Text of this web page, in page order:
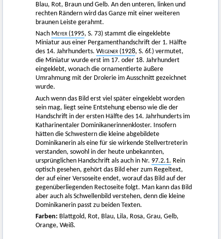
Blau, Rot, Braun und Gelb. An den unteren, linken und
rechten Rändern wird das Ganze mit einer weiteren
braunen Leiste gerahmt.
Nach Meyer (1995, S. 73) stammt die eingeklebte
Miniatur aus einer Pergamenthandschrift der 1. Hälfte
des 14. Jahrhunderts. Wegener (1928, S. 6f.) vermutet,
die Miniatur wurde erst im 17. oder 18. Jahrhundert
eingeklebt, wonach die ornamentierte äußere
Umrahmung mit der Drolerie im Ausschnitt gezeichnet
wurde.
Auch wenn das Bild erst viel später eingeklebt worden
sein mag, liegt seine Entstehung ebenso wie die der
Handschrift in der ersten Hälfte des 14. Jahrhunderts im
Katharinentaler Dominikanerinnenkloster. Insofern
hätten die Schwestern die kleine abgebildete
Dominikanerin als eine für sie wirkende Stellvertreterin
verstanden, sowohl in der heute unbekannten,
ursprünglichen Handschrift als auch in Nr. 97.2.1. Rein
optisch gesehen, gehört das Bild eher zum Regeltext,
der auf einer Versoseite endet, worauf das Bild auf der
gegenüberliegenden Rectoseite folgt. Man kann das Bild
aber auch als Schwellenbild verstehen, denn die kleine
Dominikanerin passt zu beiden Texten.
Farben: Blattgold, Rot, Blau, Lila, Rosa, Grau, Gelb,
Orange, Weiß.